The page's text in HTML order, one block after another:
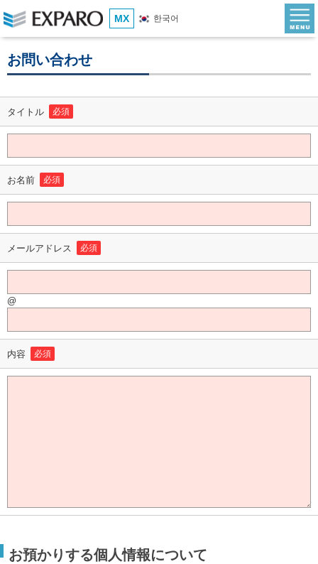
MX 한국어
お問い合わせ
タイトル 必須
お名前 必須
メールアドレス 必須
@
内容 必須
お預かりする個人情報について